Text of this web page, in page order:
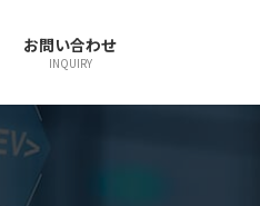
お問い合わせ
INQUIRY